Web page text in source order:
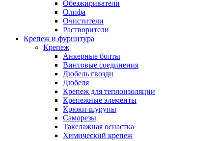
Обезжириватели
Олифа
Очистители
Растворители
Крепеж и фурнитура
Крепеж
Анкерные болты
Винтовые соединения
Дюбель гвозди
Дюбеля
Крепеж для теплоизоляции
Крепежные элементы
Крюки-шурупы
Саморезы
Такелажная оснастка
Химический крепеж